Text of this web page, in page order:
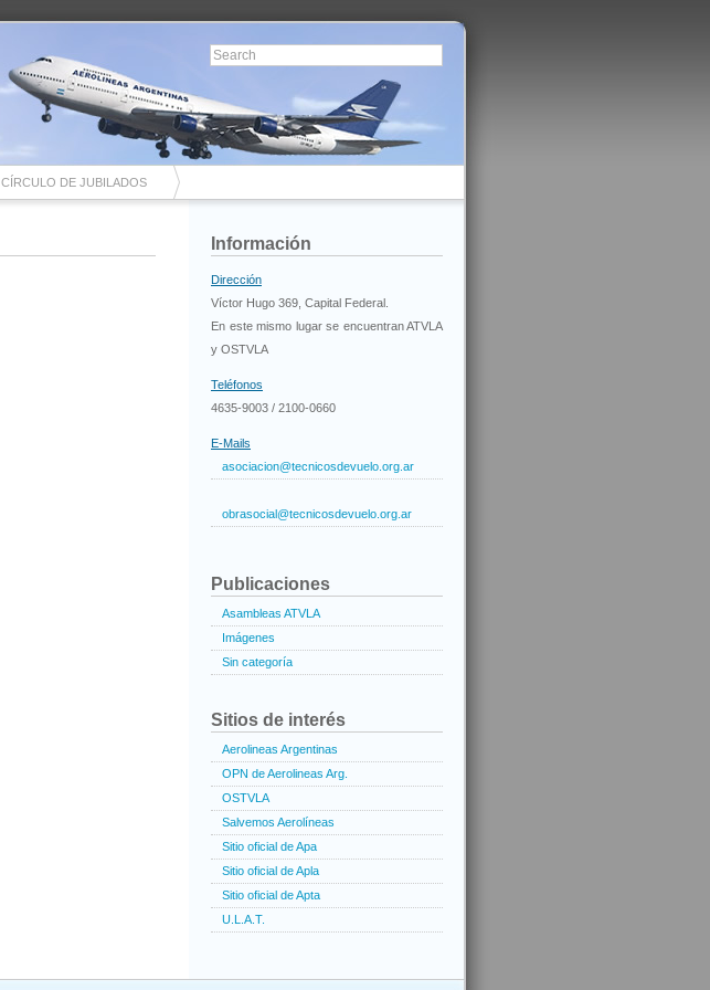
CÍRCULO DE JUBILADOS
Información
Dirección
Víctor Hugo 369, Capital Federal.
En este mismo lugar se encuentran ATVLA
y OSTVLA
Teléfonos
4635-9003 / 2100-0660
E-Mails
asociacion@tecnicosdevuelo.org.ar
obrasocial@tecnicosdevuelo.org.ar
Publicaciones
Asambleas ATVLA
Imágenes
Sin categoría
Sitios de interés
Aerolineas Argentinas
OPN de Aerolineas Arg.
OSTVLA
Salvemos Aerolíneas
Sitio oficial de Apa
Sitio oficial de Apla
Sitio oficial de Apta
U.L.A.T.